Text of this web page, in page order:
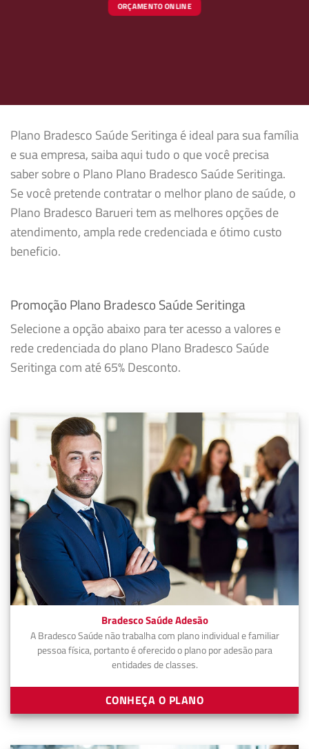
ORÇAMENTO ONLINE
Plano Bradesco Saúde Seritinga é ideal para sua família
e sua empresa, saiba aqui tudo o que você precisa
saber sobre o Plano Plano Bradesco Saúde Seritinga.
Se você pretende contratar o melhor plano de saúde, o
Plano Bradesco Barueri tem as melhores opções de
atendimento, ampla rede credenciada e ótimo custo
beneficio.
Promoção Plano Bradesco Saúde Seritinga
Selecione a opção abaixo para ter acesso a valores e
rede credenciada do plano Plano Bradesco Saúde
Seritinga com até 65% Desconto.
Bradesco Saúde Adesão
A Bradesco Saúde não trabalha com plano individual e familiar
pessoa física, portanto é oferecido o plano por adesão para
entidades de classes.
CONHEÇA O PLANO